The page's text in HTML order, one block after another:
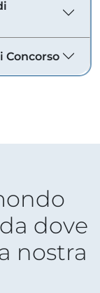
Concorso
dove
nostra